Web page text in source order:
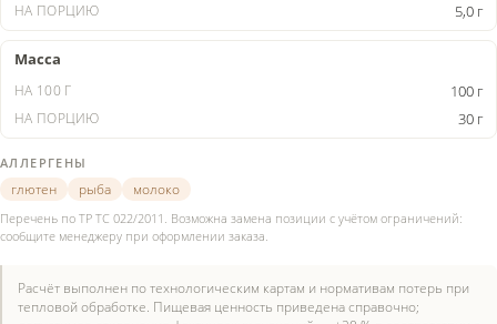
5,0 г
Масса
100 г
30 г
АЛЛЕРГЕНЫ
глютен
рыба
молоко
Перечень по ТР ТС 022/2011. Возможна замена позиции с учётом ограничений:
сообщите менеджеру при оформлении заказа.
Расчёт выполнен по технологическим картам и нормативам потерь при
тепловой обработке. Пищевая ценность приведена справочно;